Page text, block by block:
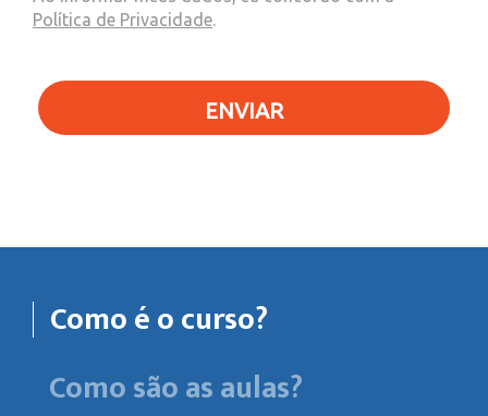
Política de Privacidade.
ENVIAR
Como é o curso?
Como são as aulas?